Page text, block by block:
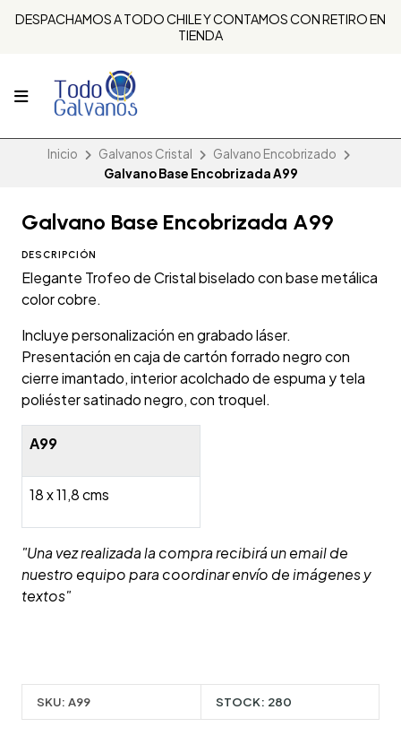
DESPACHAMOS A TODO CHILE Y CONTAMOS CON RETIRO EN
TIENDA
Inicio Galvanos Cristal
Galvano Encobrizado
Galvano Base Encobrizada A99
Galvano Base Encobrizada A99
DESCRIPCIÓN
Elegante Trofeo de Cristal biselado con base metálica
color cobre.
Incluye personalización en grabado láser.
Presentación en caja de cartón forrado negro con
cierre imantado, interior acolchado de espuma y tela
poliéster satinado negro, con troquel.
A99
18 x 11,8 cms
"Una vez realizada la compra recibirá un email de
nuestro equipo para coordinar envío de imágenes y
textos"
SKU: A99 STOCK: 280